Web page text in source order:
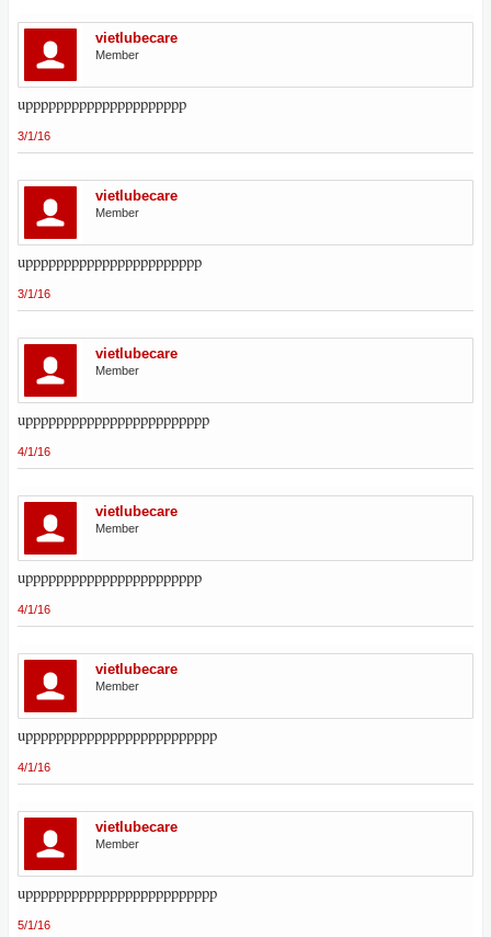
vietlubecare
Member
uppppppppppppppppppppp
3/1/16
vietlubecare
Member
uppppppppppppppppppppppp
3/1/16
vietlubecare
Member
upppppppppppppppppppppppp
4/1/16
vietlubecare
Member
uppppppppppppppppppppppp
4/1/16
vietlubecare
Member
uppppppppppppppppppppppppp
4/1/16
vietlubecare
Member
uppppppppppppppppppppppppp
5/1/16